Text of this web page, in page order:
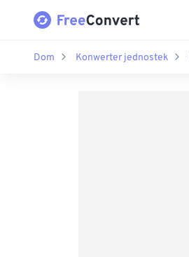
Dom Konwerter jednostek